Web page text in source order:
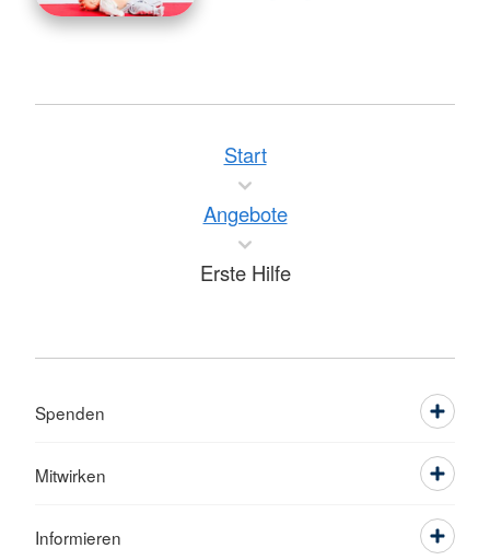
Start
Angebote
Erste Hilfe
Spenden
Mitwirken
Informieren